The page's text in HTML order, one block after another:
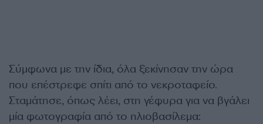
Σύμφωνα με την ίδια, όλα ξεκίνησαν την ώρα
που επέστρεφε σπίτι από το νεκροταφείο.
Σταμάτησε, όπως λέει, στη γέφυρα για να βγάλει
μία φωτογραφία από το ηλιοβασίλεμα: